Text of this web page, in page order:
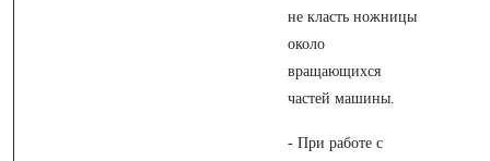
не класть ножницы
около
вращающихся
частей машины.
- При работе с